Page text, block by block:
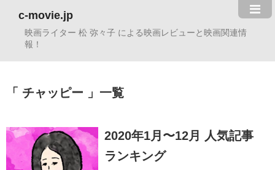
c-movie.jp
映画ライター 松 弥々子 による映画レビューと映画関連情
報！
チャッピー 一覧
2020年1月〜12月 人気記事
ランキング